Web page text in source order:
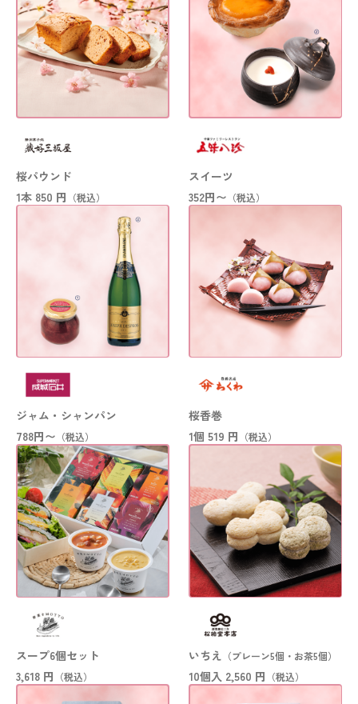
桜パウンド
1本 850 円 （税込）
スイーツ
352円〜 （税込）
ジャム・シャンパン
788円〜 （税込）
桜香巻
1個 519 円 （税込）
スープ6個セット
3,618 円 （税込）
いちえ （プレーン5個・お茶5個）
10個入 2,560 円 （税込）